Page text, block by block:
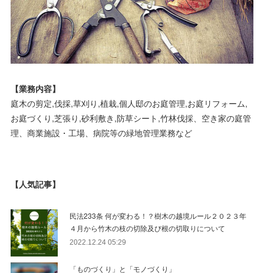
【業務内容】
庭木の剪定,伐採,草刈り,植栽,個人邸のお庭管理,お庭リフォーム,
お庭づくり,芝張り,砂利敷き,防草シート,竹林伐採、空き家の庭管
理、商業施設・工場、病院等の緑地管理業務など
【人気記事】
民法233条 何が変わる！？樹木の越境ルール２０２３年
４月から竹木の枝の切除及び根の切取りについて
2022.12.24 05:29
「ものづくり」と「モノづくり」